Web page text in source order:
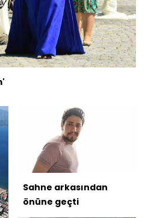
Sahne arkasından
önüne geçti